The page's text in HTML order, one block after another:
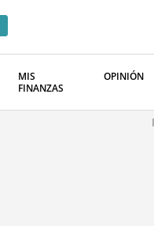
MIS
FINANZAS
OPINIÓN